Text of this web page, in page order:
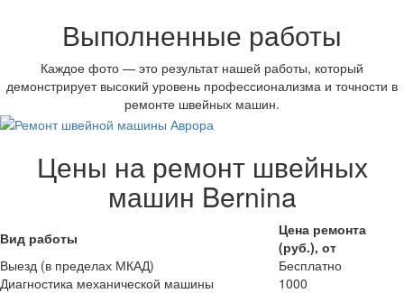
Выполненные работы
Каждое фото — это результат нашей работы, который
демонстрирует высокий уровень профессионализма и точности в
ремонте швейных машин.
Цены на ремонт швейных
машин Bernina
Вид работы
Цена ремонта
(руб.), от
Выезд (в пределах МКАД)
Бесплатно
Диагностика механической машины
1000